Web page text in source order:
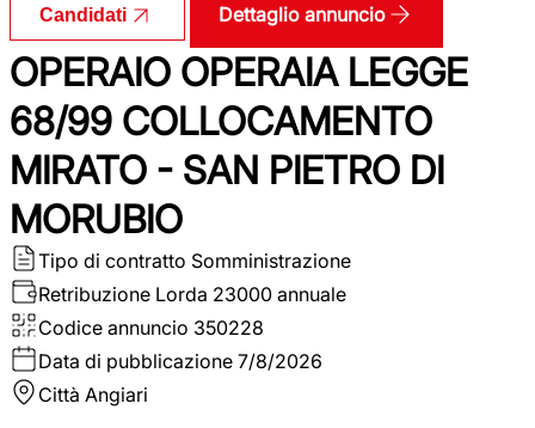
Candidati Dettaglio annuncio
OPERAIO OPERAIA LEGGE
68/99 COLLOCAMENTO
MIRATO - SAN PIETRO DI
MORUBIO
Tipo di contratto Somministrazione
Retribuzione Lorda 23000 annuale
Codice annuncio 350228
Data di pubblicazione 7/8/2026
Città Angiari